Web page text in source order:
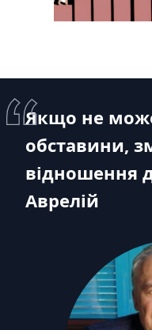
Якщо не
обставини,
відношення
Аврелій